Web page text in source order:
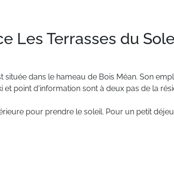
Les Terrasses du
située dans le hameau de Bois Méan. Son
et point d'information sont à deux pas de la
pour prendre le soleil. Pour un petit